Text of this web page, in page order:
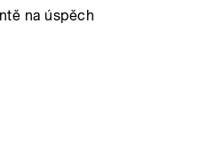
na úspěch